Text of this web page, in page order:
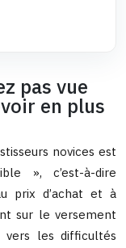
pas vue
en plus
novices est
», c’est-à-dire
prix d’achat et à
sur le versement
les difficultés